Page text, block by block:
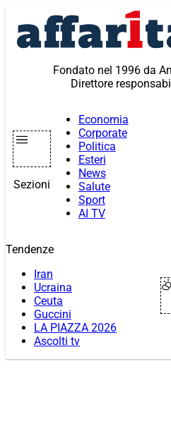
contenuto
Fondato nel 1996 da
Direttore
Sezioni
Economia
Corporate
Politica
Esteri
News
Salute
Sport
AI TV
Tendenze
Iran
Ucraina
Ceuta
Guccini
LA PIAZZA 2026
Ascolti tv